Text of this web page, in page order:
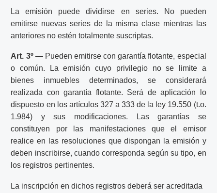
La emisión puede dividirse en series. No pueden
emitirse nuevas series de la misma clase mientras las
anteriores no estén totalmente suscriptas.
Art. 3º— Pueden emitirse con garantía flotante, especial
o común. La emisión cuyo privilegio no se limite a
bienes inmuebles determinados, se considerará
realizada con garantía flotante. Será de aplicación lo
dispuesto en los artículos 327 a 333 de la ley 19.550 (t.o.
1.984) y sus modificaciones. Las garantías se
constituyen por las manifestaciones que el emisor
realice en las resoluciones que dispongan la emisión y
deben inscribirse, cuando corresponda según su tipo, en
los registros pertinentes.
La inscripción en dichos registros deberá ser acreditada